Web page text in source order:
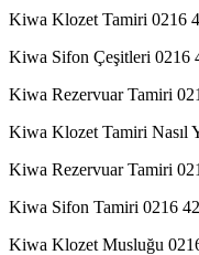
Kiwa Klozet Tamiri 0216
Kiwa Sifon Çeşitleri 0216
Kiwa Rezervuar Tamiri
Kiwa Klozet Tamiri Nasıl
Kiwa Rezervuar Tamiri
Kiwa Sifon Tamiri 0216
Kiwa Klozet Musluğu